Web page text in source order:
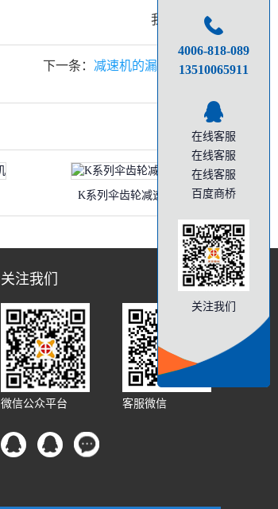
我要分享：
下一条： 减速机的漏油原因分析
K系列伞齿轮减速机
关注我们
微信公众平台 客服微信
4006-818-089
‭13510065911
在线客服
在线客服
在线客服
百度商桥
关注我们